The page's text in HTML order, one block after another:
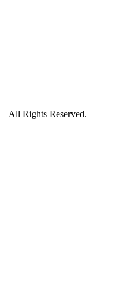
– All Rights Reserved.